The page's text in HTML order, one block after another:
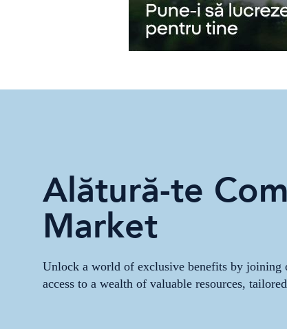
Alătură-te
Market
Unlock a world of exclusive benefits by joining
access to a wealth of valuable resources,